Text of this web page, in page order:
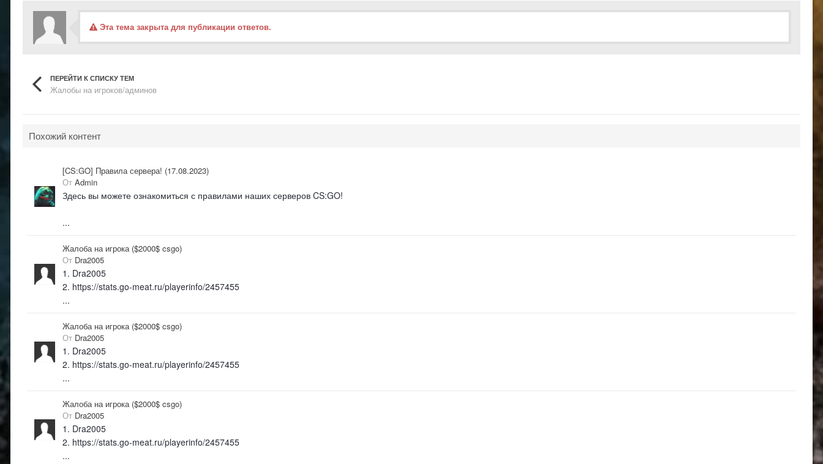
Эта тема закрыта для публикации ответов.
ПЕРЕЙТИ К СПИСКУ ТЕМ
Жалобы на игроков/админов
Похожий контент
[CS:GO] Правила сервера! (17.08.2023)
От Admin
Здесь вы можете ознакомиться с правилами наших серверов CS:GO!
...
Жалоба на игрока ($2000$ csgo)
От Dra2005
1. Dra2005
2. https://stats.go-meat.ru/playerinfo/2457455
...
Жалоба на игрока ($2000$ csgo)
От Dra2005
1. Dra2005
2. https://stats.go-meat.ru/playerinfo/2457455
...
Жалоба на игрока ($2000$ csgo)
От Dra2005
1. Dra2005
2. https://stats.go-meat.ru/playerinfo/2457455
...